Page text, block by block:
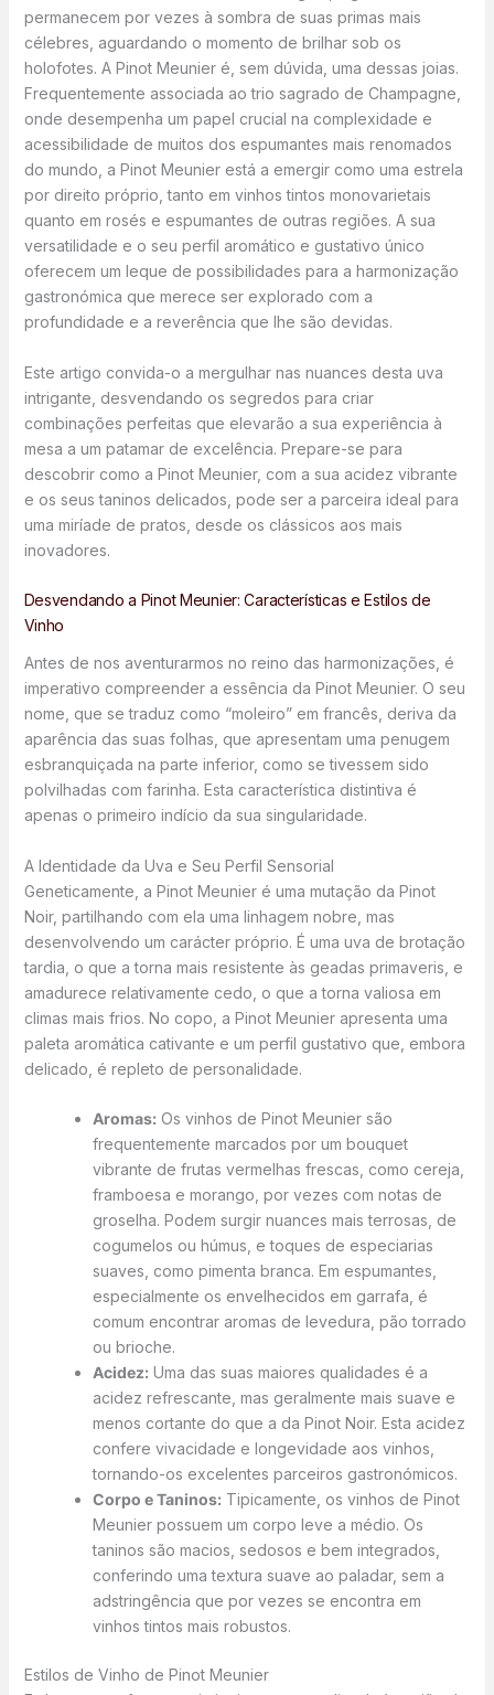
permanecem por vezes à sombra de suas primas mais
célebres, aguardando o momento de brilhar sob os
holofotes. A Pinot Meunier é, sem dúvida, uma dessas joias.
Frequentemente associada ao trio sagrado de Champagne,
onde desempenha um papel crucial na complexidade e
acessibilidade de muitos dos espumantes mais renomados
do mundo, a Pinot Meunier está a emergir como uma estrela
por direito próprio, tanto em vinhos tintos monovarietais
quanto em rosés e espumantes de outras regiões. A sua
versatilidade e o seu perfil aromático e gustativo único
oferecem um leque de possibilidades para a harmonização
gastronómica que merece ser explorado com a
profundidade e a reverência que lhe são devidas.
Este artigo convida-o a mergulhar nas nuances desta uva
intrigante, desvendando os segredos para criar
combinações perfeitas que elevarão a sua experiência à
mesa a um patamar de excelência. Prepare-se para
descobrir como a Pinot Meunier, com a sua acidez vibrante
e os seus taninos delicados, pode ser a parceira ideal para
uma miríade de pratos, desde os clássicos aos mais
inovadores.
Desvendando a Pinot Meunier: Características e Estilos de
Vinho
Antes de nos aventurarmos no reino das harmonizações, é
imperativo compreender a essência da Pinot Meunier. O seu
nome, que se traduz como “moleiro” em francês, deriva da
aparência das suas folhas, que apresentam uma penugem
esbranquiçada na parte inferior, como se tivessem sido
polvilhadas com farinha. Esta característica distintiva é
apenas o primeiro indício da sua singularidade.
A Identidade da Uva e Seu Perfil Sensorial
Geneticamente, a Pinot Meunier é uma mutação da Pinot
Noir, partilhando com ela uma linhagem nobre, mas
desenvolvendo um carácter próprio. É uma uva de brotação
tardia, o que a torna mais resistente às geadas primaveris, e
amadurece relativamente cedo, o que a torna valiosa em
climas mais frios. No copo, a Pinot Meunier apresenta uma
paleta aromática cativante e um perfil gustativo que, embora
delicado, é repleto de personalidade.
Aromas:Os vinhos de Pinot Meunier são
frequentemente marcados por um bouquet
vibrante de frutas vermelhas frescas, como cereja,
framboesa e morango, por vezes com notas de
groselha. Podem surgir nuances mais terrosas, de
cogumelos ou húmus, e toques de especiarias
suaves, como pimenta branca. Em espumantes,
especialmente os envelhecidos em garrafa, é
comum encontrar aromas de levedura, pão torrado
ou brioche.
Acidez:Uma das suas maiores qualidades é a
acidez refrescante, mas geralmente mais suave e
menos cortante do que a da Pinot Noir. Esta acidez
confere vivacidade e longevidade aos vinhos,
tornando-os excelentes parceiros gastronómicos.
Corpo e Taninos:Tipicamente, os vinhos de Pinot
Meunier possuem um corpo leve a médio. Os
taninos são macios, sedosos e bem integrados,
conferindo uma textura suave ao paladar, sem a
adstringência que por vezes se encontra em
vinhos tintos mais robustos.
Estilos de Vinho de Pinot Meunier